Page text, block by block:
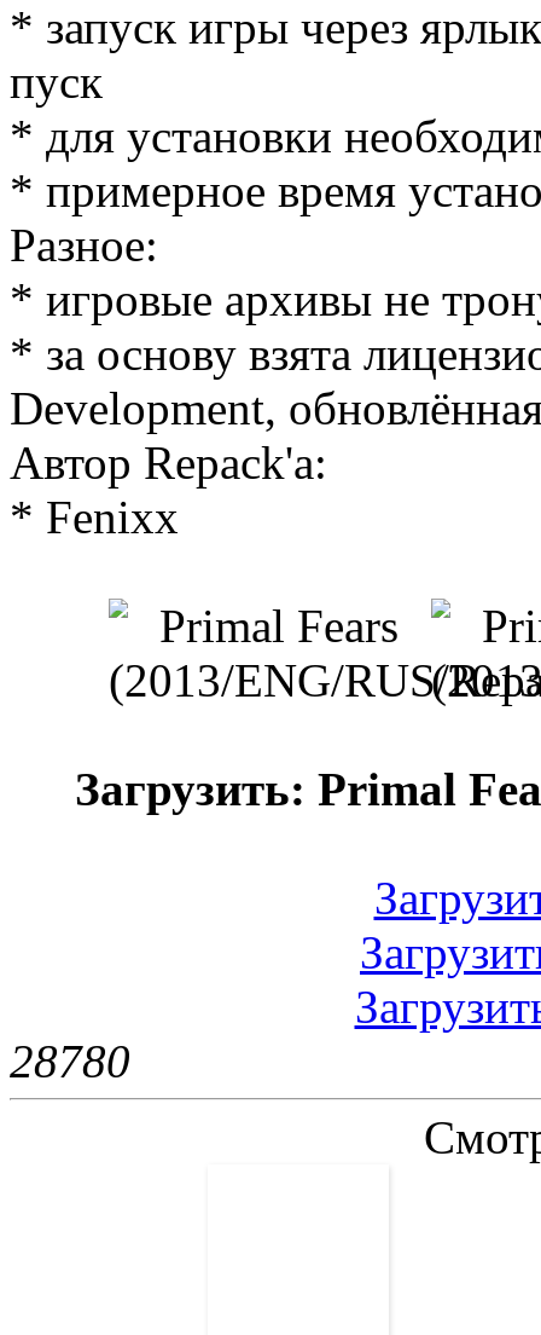
* запуск игры через
пуск
* для установки
* примерное время
Разное:
* игровые архивы не
* за основу взята
Development,
Автор Repack'a:
* Fenixx
Загрузить: Primal
28780